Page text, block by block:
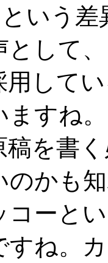
という
として
用して
ますね
を書
のかも
ーと
すね。